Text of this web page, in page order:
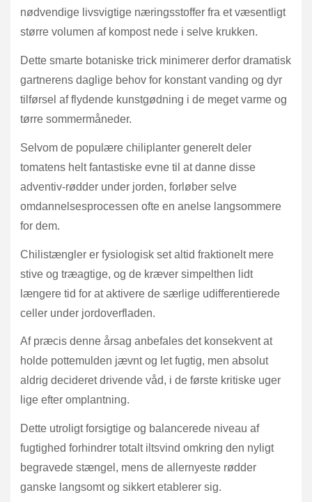
nødvendige livsvigtige næringsstoffer fra et væsentligt
større volumen af kompost nede i selve krukken.
Dette smarte botaniske trick minimerer derfor dramatisk
gartnerens daglige behov for konstant vanding og dyr
tilførsel af flydende kunstgødning i de meget varme og
tørre sommermåneder.
Selvom de populære chiliplanter generelt deler
tomatens helt fantastiske evne til at danne disse
adventiv-rødder under jorden, forløber selve
omdannelsesprocessen ofte en anelse langsommere
for dem.
Chilistængler er fysiologisk set altid fraktionelt mere
stive og træagtige, og de kræver simpelthen lidt
længere tid for at aktivere de særlige udifferentierede
celler under jordoverfladen.
Af præcis denne årsag anbefales det konsekvent at
holde pottemulden jævnt og let fugtig, men absolut
aldrig decideret drivende våd, i de første kritiske uger
lige efter omplantning.
Dette utroligt forsigtige og balancerede niveau af
fugtighed forhindrer totalt iltsvind omkring den nyligt
begravede stængel, mens de allernyeste rødder
ganske langsomt og sikkert etablerer sig.